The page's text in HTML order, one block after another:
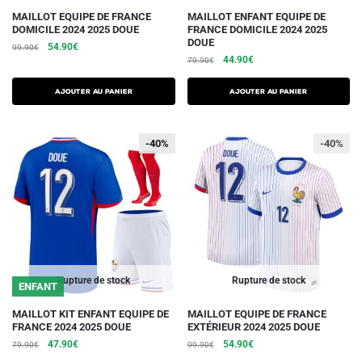
MAILLOT EQUIPE DE FRANCE
DOMICILE 2024 2025 DOUE
99.90€
Le
initial
était :
99.90€.
54.90€Le
actuel
est :
54.90€.
AJOUTER AU PANIER
Ce
produit
a
plusieurs
variations.
peuvent
être
choisies
sur
page
produit
MAILLOT ENFANT EQUIPE DE
FRANCE DOMICILE 2024 2025
DOUE
79.90€
Le
initial
était :
44.90€Le
actuel
est :
AJOUTER AU PANIER
Ce
produit
a
plusieurs
variations.
peuvent
être
choisies
page
Rupture de stock
-40%
ENFANT
-40%
MAILLOT KIT ENFANT EQUIPE DE
FRANCE 2024 2025 DOUE
79.90€
Le
47.90€Le
Ce
produit
a
Rupture de stock
-40%
MAILLOT EQUIPE DE FRANCE
EXTÉRIEUR 2024 2025 DOUE
99.90€
Le
54.90€Le
Ce
produit
a